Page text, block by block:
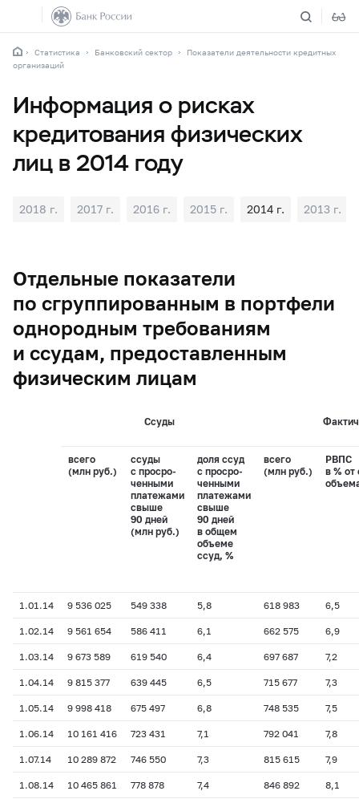
Статистика Банковский сектор
Показатели деятельности кредитных
организаций
Информация о рисках
кредитования физических
лиц в 2014 году
2018 г. 2017 г. 2016 г. 2015 г. 2014 г. 2013 г.
Отдельные показатели
по сгруппированным в портфели
однородным требованиям
и ссудам, предоставленным
физическим лицам
Ссуды
всего
(млн руб.)
ссуды
с просро-
ченными
платежами
свыше
90 дней
(млн руб.)
доля ссуд
с просро-
ченными
платежами
свыше
90 дней
в общем
объеме
ссуд, %
всего
(млн руб.)
РВПС
в % от
1.01.14 9 536 025 549 338 5,8 618 983 6,5
1.02.14 9 561 654 586 411 6,1 662 575 6,9
1.03.14 9 673 589 619 540 6,4 697 687 7,2
1.04.14 9 815 377 639 445 6,5 715 677 7,3
1.05.14 9 998 418 675 497 6,8 748 535 7,5
1.06.14 10 161 416 723 431 7,1 792 041 7,8
1.07.14 10 289 872 746 550 7,3 815 615 7,9
1.08.14 10 465 861 778 878 7,4 846 892 8,1